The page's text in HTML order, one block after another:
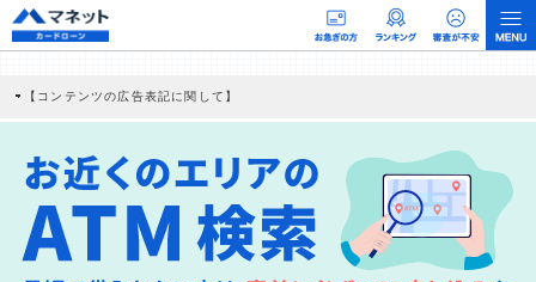
【コンテンツの広告表記に関して】
社に対して企業から紹介報酬が支払われるという収益モデルです。 ただし、特定の
商品を根拠なくPRするものではなく、当編集部の調査／ユーザーへの口コミ収集な
どに基づき、公平性を担保した情報提供を行っています。
>提携企業一覧